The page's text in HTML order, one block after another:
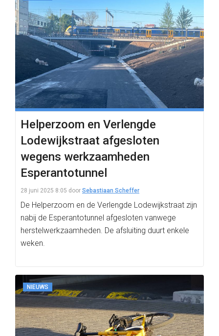
Helperzoom en Verlengde
Lodewijkstraat afgesloten
wegens werkzaamheden
Esperantotunnel
28 juni 2025 8:05 door Sebastiaan Scheffer
De Helperzoom en de Verlengde Lodewijkstraat zijn
nabij de Esperantotunnel afgesloten vanwege
herstelwerkzaamheden. De afsluiting duurt enkele
weken.
NIEUWS